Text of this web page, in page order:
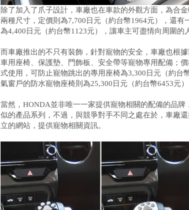
除了加入了爪子設計，車廠也在車款的外觀方面，為合
兩種尺寸，定價則為7,700日元（約台幣1964元），還
為4,400日元（約台幣1123元），讓車主可盡情向周圍的
而車廠推出的不只有裝飾，針對寵物的安全，車廠也根
車用座椅、保護墊、門飾板、安全帶等寵物專用配備；
式使用，可防止寵物跳出的專用座椅為3,300日元（約台
氣窗戶的防水寵物座椅則為25,300日元（約台幣6453元）
當然，HONDA並非唯一一家提供寵物相關的配備的品牌
似的產品系列，不過，與競爭對手不同之處在於，車廠
立的網站，提供寵物相關資訊。